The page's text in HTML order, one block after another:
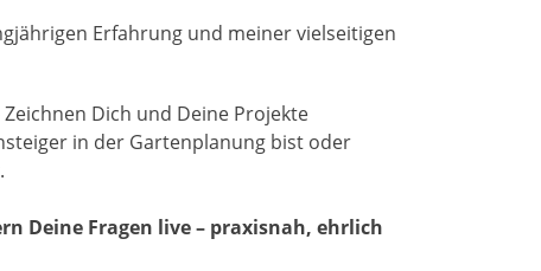
Erfahrung und meiner vielseitigen
Dich und Deine Projekte
in der Gartenplanung bist oder
Deine Fragen live – praxisnah, ehrlich